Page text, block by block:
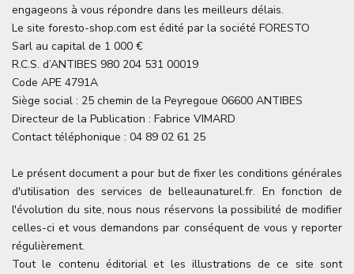
engageons à vous répondre dans les meilleurs délais.
Le site foresto-shop.com est édité par la société FORESTO
Sarl au capital de 1 000 €
R.C.S. d’ANTIBES 980 204 531 00019
Code APE 4791A
Siège social : 25 chemin de la Peyregoue 06600 ANTIBES
Directeur de la Publication : Fabrice VIMARD
Contact téléphonique : 04 89 02 61 25
Le présent document a pour but de fixer les conditions générales
d'utilisation des services de belleaunaturel.fr. En fonction de
l'évolution du site, nous nous réservons la possibilité de modifier
celles-ci et vous demandons par conséquent de vous y reporter
régulièrement.
Tout le contenu éditorial et les illustrations de ce site sont